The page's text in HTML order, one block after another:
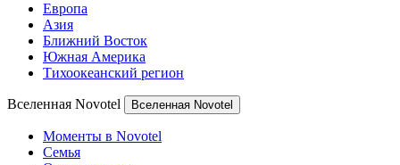
Европа
Азия
Ближний Восток
Южная Америка
Тихоокеанский регион
Вселенная Novotel Вселенная Novotel
Моменты в Novotel
Семья